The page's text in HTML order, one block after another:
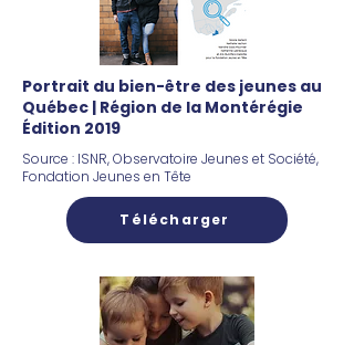
Portrait du bien-être des jeunes au
Québec | Région de la Montérégie
Édition 2019
Source : ISNR, Observatoire Jeunes et Société,
Fondation Jeunes en Tête
Télécharger